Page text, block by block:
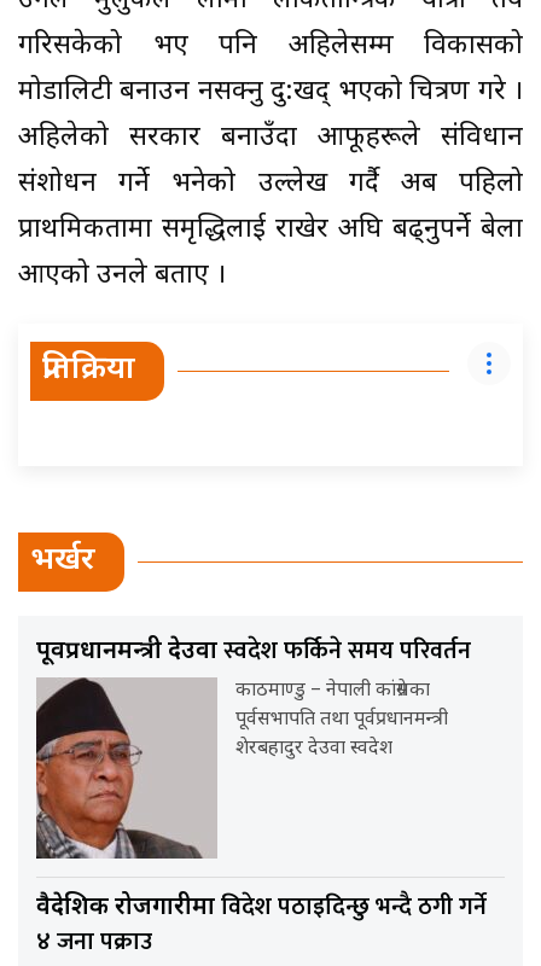
गरिसकेको भए पनि अहिलेसम्म विकासको
मोडालिटी बनाउन नसक्नु दु:खद् भएको चित्रण गरे ।
अहिलेको सरकार बनाउँदा आफूहरूले संविधान
संशोधन गर्ने भनेको उल्लेख गर्दै अब पहिलो
प्राथमिकतामा समृद्धिलाई राखेर अघि बढ्नुपर्ने बेला
आएको उनले बताए ।
प्रतिक्रिया
भर्खर
पूर्वप्रधानमन्त्री देउवास्वदेश फर्किने समय परिवर्तन
काठमाण्डु – नेपाली कांग्रेसका
पूर्वसभापति तथा पूर्वप्रधानमन्त्री
शेरबहादुर देउवा स्वदेश
वैदेशिक रोजगारीमाविदेश पठाइदिन्छु भन्दै ठगी गर्ने
४ जना पक्राउ